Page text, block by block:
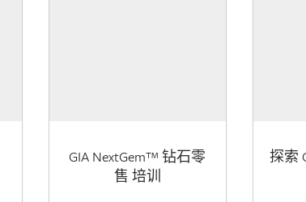
GIA NextGem™ 钻石零
售 培训
探索